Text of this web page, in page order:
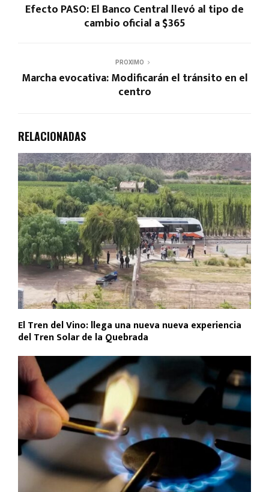
Efecto PASO: El Banco Central llevó al tipo de
cambio oficial a $365
PROXIMO
Marcha evocativa: Modificarán el tránsito en el
centro
RELACIONADAS
El Tren del Vino: llega una nueva nueva experiencia
del Tren Solar de la Quebrada